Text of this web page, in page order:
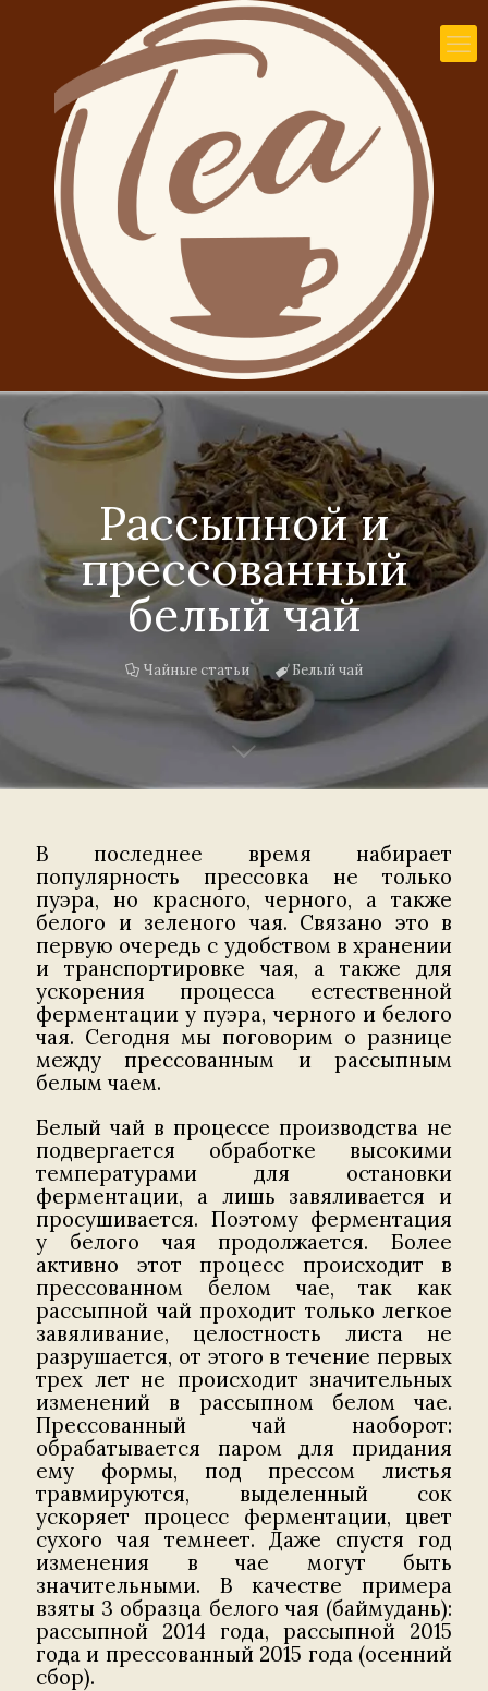
Рассыпной и
прессованный
белый чай
Чайные статьи Белый чай
В последнее время набирает
популярность прессовка не только
пуэра, но красного, черного, а также
белого и зеленого чая. Связано это в
первую очередь с удобством в хранении
и транспортировке чая, а также для
ускорения процесса естественной
ферментации у пуэра, черного и белого
чая. Сегодня мы поговорим о разнице
между прессованным и рассыпным
белым чаем.
Белый чай в процессе производства не
подвергается обработке высокими
температурами для остановки
ферментации, а лишь завяливается и
просушивается. Поэтому ферментация
у белого чая продолжается. Более
активно этот процесс происходит в
прессованном белом чае, так как
рассыпной чай проходит только легкое
завяливание, целостность листа не
разрушается, от этого в течение первых
трех лет не происходит значительных
изменений в рассыпном белом чае.
Прессованный чай наоборот:
обрабатывается паром для придания
ему формы, под прессом листья
травмируются, выделенный сок
ускоряет процесс ферментации, цвет
сухого чая темнеет. Даже спустя год
изменения в чае могут быть
значительными. В качестве примера
взяты 3 образца белого чая (баймудань):
рассыпной 2014 года, рассыпной 2015
года и прессованный 2015 года (осенний
сбор).